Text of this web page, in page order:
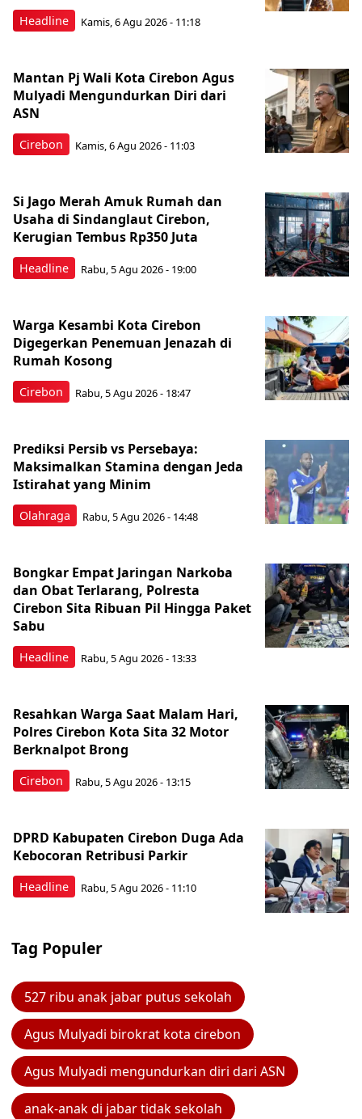
Headline Kamis, 6 Agu 2026 - 11:18
Cirebon
Mantan Pj Wali Kota Cirebon Agus
Mulyadi Mengundurkan Diri dari
ASN
Kamis, 6 Agu 2026 - 11:03
Headline
Si Jago Merah Amuk Rumah dan
Usaha di Sindanglaut Cirebon,
Kerugian Tembus Rp350 Juta
Rabu, 5 Agu 2026 - 19:00
Cirebon
Warga Kesambi Kota Cirebon
Digegerkan Penemuan Jenazah di
Rumah Kosong
Rabu, 5 Agu 2026 - 18:47
Olahraga
Prediksi Persib vs Persebaya:
Maksimalkan Stamina dengan Jeda
Istirahat yang Minim
Rabu, 5 Agu 2026 - 14:48
Headline
Bongkar Empat Jaringan Narkoba
dan Obat Terlarang, Polresta
Cirebon Sita Ribuan Pil Hingga Paket
Sabu
Rabu, 5 Agu 2026 - 13:33
Cirebon
Resahkan Warga Saat Malam Hari,
Polres Cirebon Kota Sita 32 Motor
Berknalpot Brong
Rabu, 5 Agu 2026 - 13:15
Headline
DPRD Kabupaten Cirebon Duga Ada
Kebocoran Retribusi Parkir
Rabu, 5 Agu 2026 - 11:10
Tag Populer
527 ribu anak jabar putus sekolah
Agus Mulyadi birokrat kota cirebon
Agus Mulyadi mengundurkan diri dari ASN
anak-anak di jabar tidak sekolah